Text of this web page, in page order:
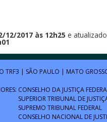
12/2017 às 12h25 e
TRF3 | SÃO PAULO | MATO
CONSELHO DA JUSTIÇA
SUPERIOR TRIBUNAL DE
SUPREMO TRIBUNAL FEDERAL
CONSELHO NACIONAL DE